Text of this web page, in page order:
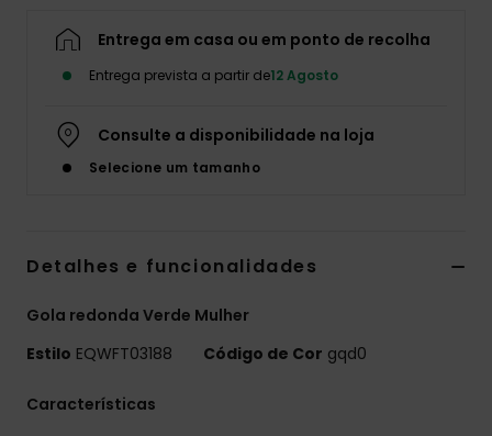
Entrega em casa ou em ponto de recolha
Entrega prevista a partir de12 Agosto
Consulte a disponibilidade na loja
Selecione um tamanho
Detalhes e funcionalidades
Gola redonda Verde Mulher
Estilo EQWFT03188 Código de Cor gqd0
Características